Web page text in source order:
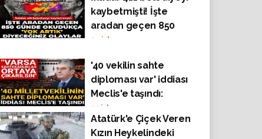
kaybetmişti! İşte
aradan geçen 850
günde okudukça 'yok
olaylar
14 izlenme
'40 vekilin sahte
diploması var' iddiası
Meclis'e taşındı:
"Varsa sahtekârlıklar
ortaya çıkarılsın"
21 izlenme
Atatürk'e Çiçek Veren
Kızın Heykelindeki